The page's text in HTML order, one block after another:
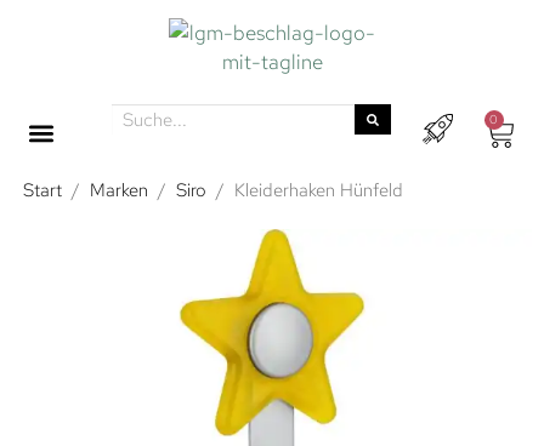
0
Start / Marken / Siro / Kleiderhaken Hünfeld